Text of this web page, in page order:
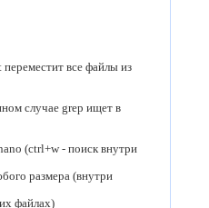
все файлы из
случае grep ищет в
(ctrl+w - поиск внутри
размера (внутри
файлах)